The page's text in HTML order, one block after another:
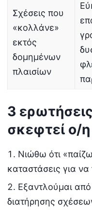
Σχέσεις που
«κολλάνε»
εκτός
δομημένων
πλαισίων
3
σκεφτεί ο/η
Νιώθω ότι
καταστάσεις για
Εξαντλούμαι
διατήρησης